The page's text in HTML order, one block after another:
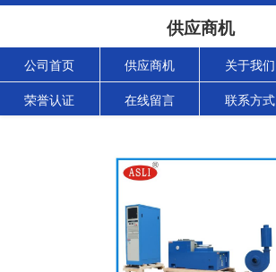
供应商机
公司首页 供应商机 关于我们
荣誉认证 在线留言 联系方式